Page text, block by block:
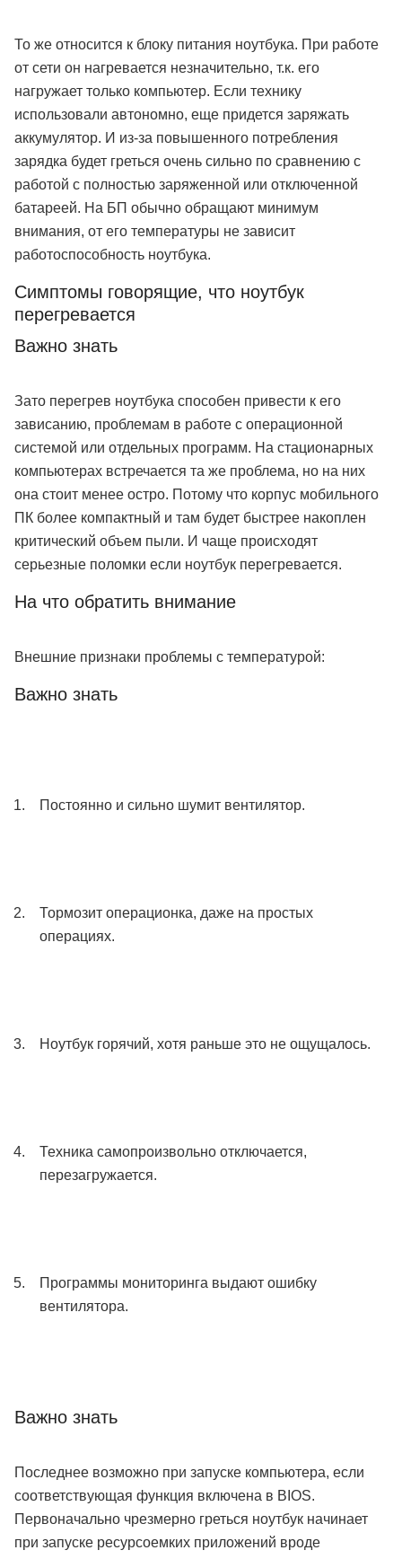
То же относится к блоку питания ноутбука. При работе
от сети он нагревается незначительно, т.к. его
нагружает только компьютер. Если технику
использовали автономно, еще придется заряжать
аккумулятор. И из-за повышенного потребления
зарядка будет греться очень сильно по сравнению с
работой с полностью заряженной или отключенной
батареей. На БП обычно обращают минимум
внимания, от его температуры не зависит
работоспособность ноутбука.
Симптомы говорящие, что ноутбук
перегревается
Важно знать
Зато перегрев ноутбука способен привести к его
зависанию, проблемам в работе с операционной
системой или отдельных программ. На стационарных
компьютерах встречается та же проблема, но на них
она стоит менее остро. Потому что корпус мобильного
ПК более компактный и там будет быстрее накоплен
критический объем пыли. И чаще происходят
серьезные поломки если ноутбук перегревается.
На что обратить внимание
Внешние признаки проблемы с температурой:
Важно знать
Постоянно и сильно шумит вентилятор.
Тормозит операционка, даже на простых
операциях.
Ноутбук горячий, хотя раньше это не ощущалось.
Техника самопроизвольно отключается,
перезагружается.
Программы мониторинга выдают ошибку
вентилятора.
Важно знать
Последнее возможно при запуске компьютера, если
соответствующая функция включена в BIOS.
Первоначально чрезмерно греться ноутбук начинает
при запуске ресурсоемких приложений вроде